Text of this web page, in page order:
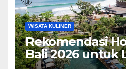
WISATA KULINER
Rekomendasi
Bali 2026 untuk